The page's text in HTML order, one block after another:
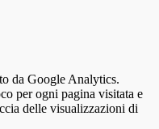
da Google Analytics.
per ogni pagina visitata e
delle visualizzazioni di